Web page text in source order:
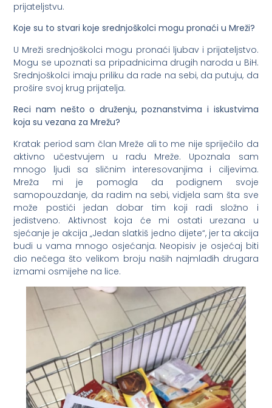
prijateljstvu.
Koje su to stvari koje srednjoškolci mogu pronaći u Mreži?
U Mreži srednjoškolci mogu pronaći ljubav i prijateljstvo.
Mogu se upoznati sa pripadnicima drugih naroda u BiH.
Srednjoškolci imaju priliku da rade na sebi, da putuju, da
prošire svoj krug prijatelja.
Reci nam nešto o druženju, poznanstvima i iskustvima
koja su vezana za Mrežu?
Kratak period sam član Mreže ali to me nije spriječilo da
aktivno učestvujem u radu Mreže. Upoznala sam
mnogo ljudi sa sličnim interesovanjima i ciljevima.
Mreža mi je pomogla da podignem svoje
samopouzdanje, da radim na sebi, vidjela sam šta sve
može postići jedan dobar tim koji radi složno i
jedistveno. Aktivnost koja će mi ostati urezana u
sjećanje je akcija „Jedan slatkiš jedno dijete“, jer ta akcija
budi u vama mnogo osjećanja. Neopisiv je osjećaj biti
dio nečega što velikom broju naših najmlađih drugara
izmami osmijehe na lice.